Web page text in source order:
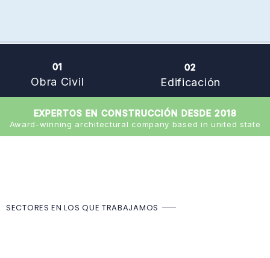
01
Obra Civil
02
Edificación
EXPERTOS EN CONSTRUCCIÓN DESDE 2018
Award-winning architectural company based in united state
SECTORES EN LOS QUE TRABAJAMOS